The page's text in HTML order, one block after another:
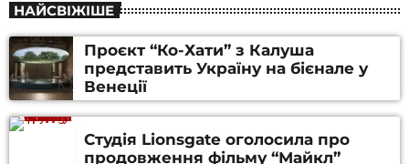
НАЙСВІЖІШЕ
Проєкт “Ко-Хати” з Калуша
представить Україну на бієнале у
Венеції
Студія Lionsgate оголосила про
продовження фільму “Майкл”